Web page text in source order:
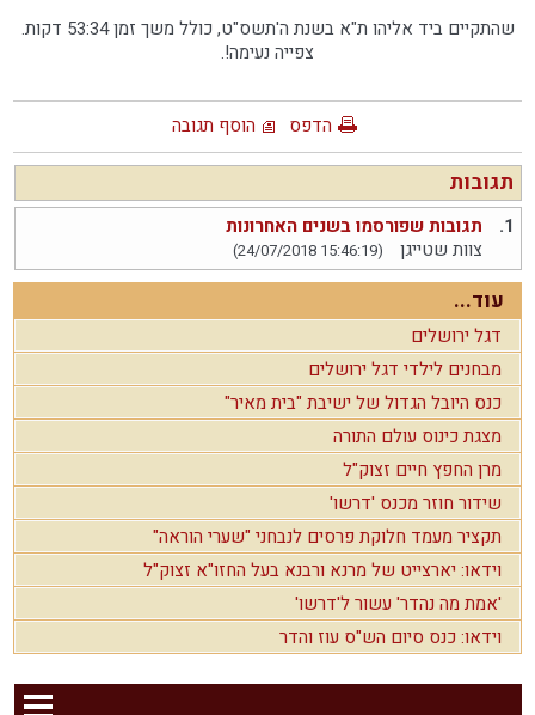
שהתקיים ביד אליהו ת"א בשנת ה'תשס"ט, כולל משך זמן 53:34 דקות.
צפייה נעימה!.
הדפס הוסף תגובה
תגובות
1.
תגובות שפורסמו בשנים האחרונות
צוות שטייגן
(24/07/2018 15:46:19)
עוד...
דגל ירושלים
מבחנים לילדי דגל ירושלים
כנס היובל הגדול של ישיבת "בית מאיר"
מצגת כינוס עולם התורה
מרן החפץ חיים זצוק"ל
שידור חוזר מכנס 'דרשו'
תקציר מעמד חלוקת פרסים לנבחני "שערי הוראה"
וידאו: יארצייט של מרנא ורבנא בעל החזו"א זצוק"ל
'אמת מה נהדר' עשור ל'דרשו'
וידאו: כנס סיום הש"ס עוז והדר